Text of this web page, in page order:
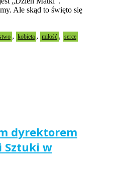
Ale skąd to święto się
, kobieta , miłość , serce
dyrektorem
Sztuki w